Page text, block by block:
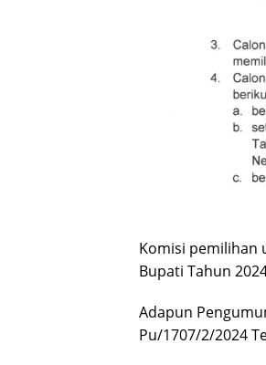
Komisi pemilihan
Bupati Tahun
Adapun
Pu/1707/2/2024